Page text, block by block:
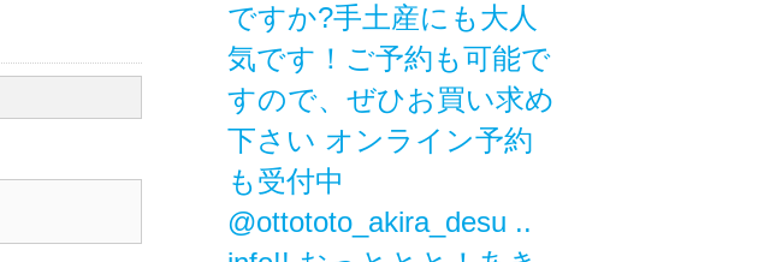
ですか?手土産にも大人
気です！ご予約も可能で
すので、ぜひお買い求め
下さい️ オンライン予約
も受付中
@ottototo_akira_desu ..